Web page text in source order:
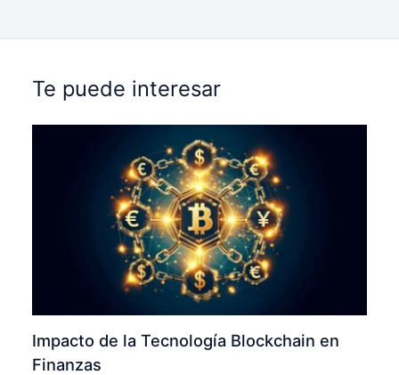
Te puede interesar
Impacto de la Tecnología Blockchain en
Finanzas